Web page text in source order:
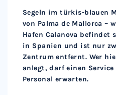
Segeln im türkis-blauen
von Palma de Mallorca –
Hafen Calanova befindet
in Spanien und ist nur
Zentrum entfernt. Wer
anlegt, darf einen
Personal erwarten.